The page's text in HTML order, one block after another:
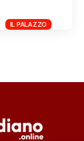
IL PALAZZO